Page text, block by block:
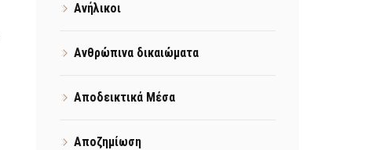
Ανήλικοι
Ανθρώπινα δικαιώματα
Αποδεικτικά Μέσα
Αποζημίωση